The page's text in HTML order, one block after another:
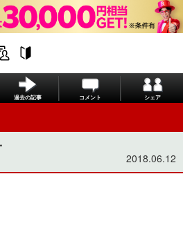
過去の記事 コメント シェア
2018.06.12